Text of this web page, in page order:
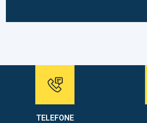
TELEFONE